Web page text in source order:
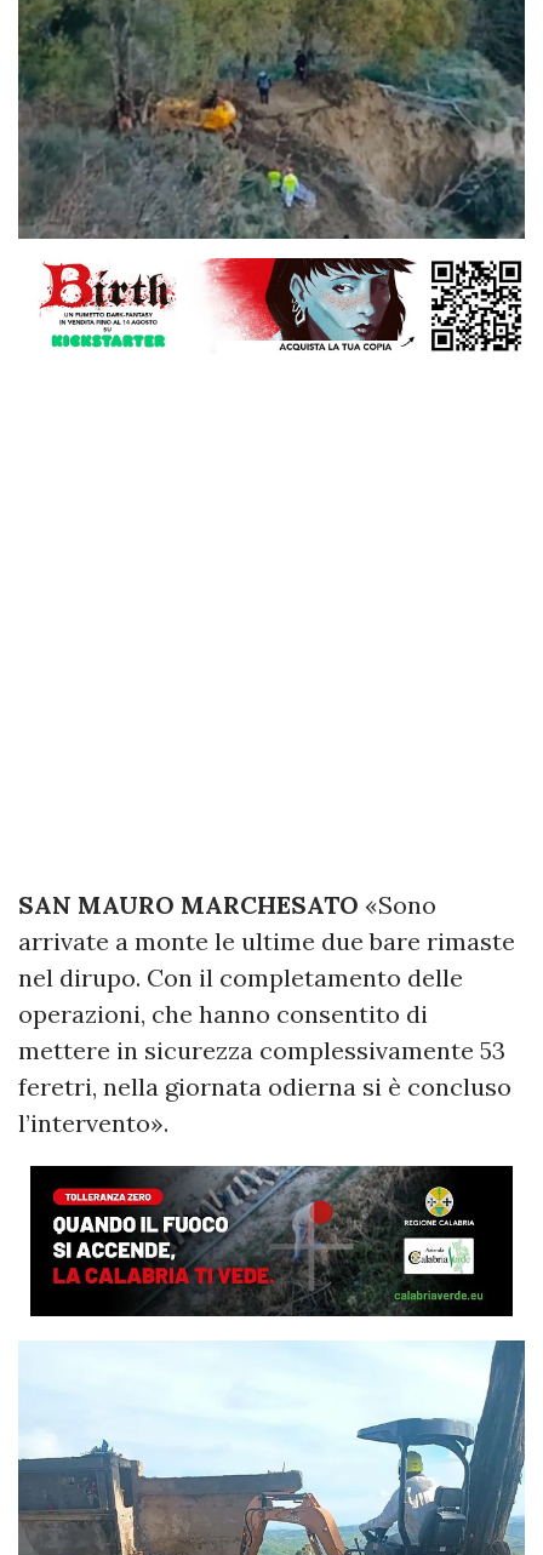
SAN MAURO MARCHESATO «Sono
arrivate a monte le ultime due bare rimaste
nel dirupo. Con il completamento delle
operazioni, che hanno consentito di
mettere in sicurezza complessivamente 53
feretri, nella giornata odierna si è concluso
l’intervento».